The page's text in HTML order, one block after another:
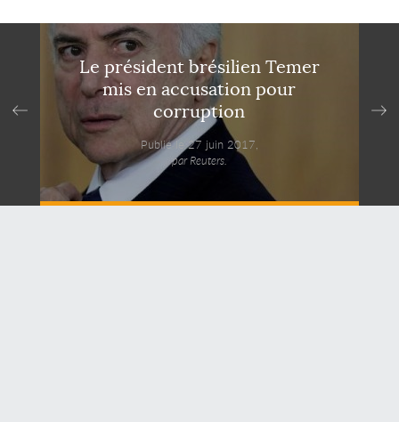
Le président brésilien Temer
mis en accusation pour
corruption
Publié le 27 juin 2017,
par Reuters.